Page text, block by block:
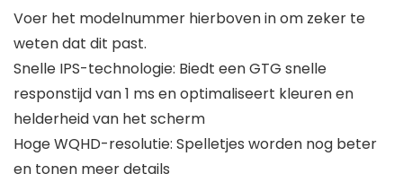
Voer het modelnummer hierboven in om zeker te
weten dat dit past.
Snelle IPS-technologie: Biedt een GTG snelle
responstijd van 1 ms en optimaliseert kleuren en
helderheid van het scherm
Hoge WQHD-resolutie: Spelletjes worden nog beter
en tonen meer details